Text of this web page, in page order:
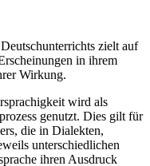
zielt auf
in ihrem
Wirkung.
wird als
genutzt. Dies gilt für
die in Dialekten,
unterschiedlichen
ihren Ausdruck